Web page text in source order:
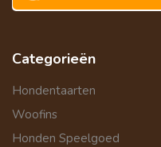
Categorieën
Hondentaarten
Woofins
Honden Speelgoed